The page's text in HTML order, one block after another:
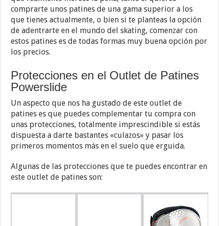
comprarte unos patines de una gama superior a los
que tienes actualmente, o bien si te planteas la opción
de adentrarte en el mundo del skating, comenzar con
estos patines es de todas formas muy buena opción por
los precios.
Protecciones en el Outlet de Patines
Powerslide
Un aspecto que nos ha gustado de este outlet de
patines es que puedes complementar tu compra con
unas protecciones, totalmente imprescindible si estás
dispuesta a darte bastantes «culazos» y pasar los
primeros momentos más en el suelo que erguida.
Algunas de las protecciones que te puedes encontrar en
este outlet de patines son: